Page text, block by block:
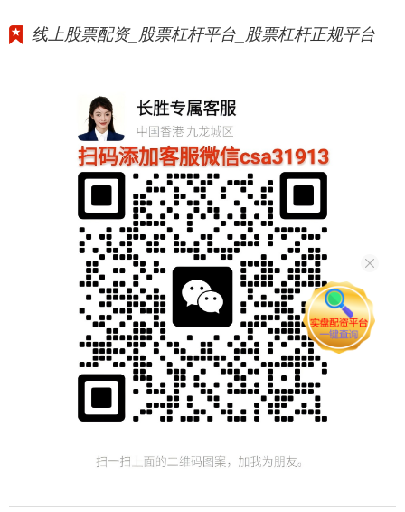
线上股票配资_股票杠杆平台_股票杠杆正规平台